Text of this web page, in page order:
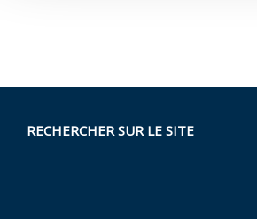
RECHERCHER SUR LE SITE